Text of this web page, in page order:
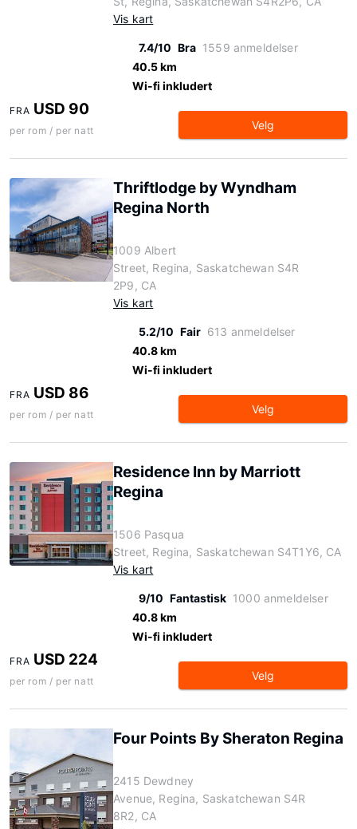
Vis kart
7.4/10 Bra 1559 anmeldelser
40.5 km
Wi-fi inkludert
FRA USD 90
per rom / per natt Velg
Thriftlodge by Wyndham
Regina North
1009 Albert
Street, Regina, Saskatchewan S4R
2P9, CA
Vis kart
5.2/10 Fair 613 anmeldelser
40.8 km
Wi-fi inkludert
FRA USD 86
per rom / per natt Velg
Residence Inn by Marriott
Regina
1506 Pasqua
Street, Regina, Saskatchewan S4T1Y6, CA
Vis kart
9/10 Fantastisk 1000 anmeldelser
40.8 km
Wi-fi inkludert
FRA USD 224
per rom / per natt Velg
Four Points By Sheraton Regina
2415 Dewdney
Avenue, Regina, Saskatchewan S4R
8R2, CA